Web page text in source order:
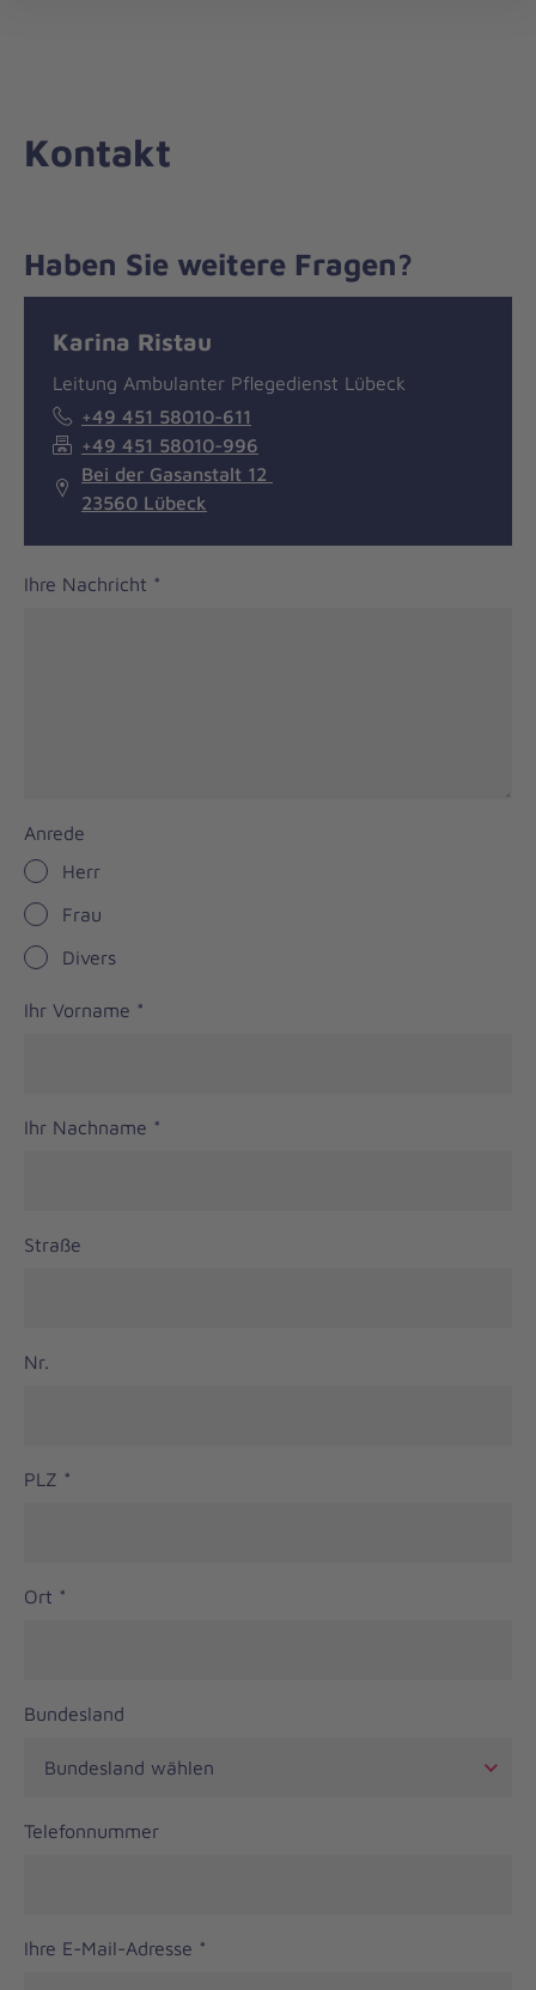
zum
Kontakt
Haben Sie weitere Fragen?
Karina Ristau
Leitung Ambulanter Pflegedienst Lübeck
+49 451 58010-611
+49 451 58010-996
Bei der Gasanstalt 12
23560 Lübeck
Ihre Nachricht *
Anrede
Herr
Frau
Divers
Ihr Vorname *
Ihr Nachname *
Straße
Nr.
PLZ *
Ort *
Bundesland
Telefonnummer
Ihre E-Mail-Adresse *